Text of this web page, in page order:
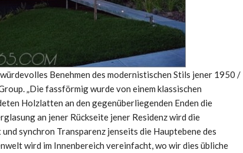
Benehmen des modernistischen Stils jener 1950 /
„Die fassförmig wurde von einem klassischen
Holzlatten an den gegenüberliegenden Enden die
an jener Rückseite jener Residenz wird die
synchron Transparenz jenseits die Hauptebene des
wird im Innenbereich vereinfacht, wo wir dies übliche